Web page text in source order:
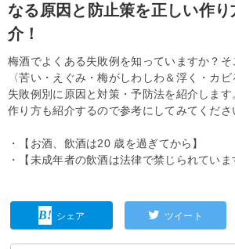
なる原因と防止策を正しい作
介！
梅酒でよくある失敗例を知っていますか？
〈苦い・えぐみ・梅がしわしわ＆浮く・カ
失敗例別に原因と対策・予防法を紹介しま
作り方も紹介するので参考にしてみてくださ
・【お酒、飲酒は20 歳を過ぎてから】
・【未成年者の飲酒は法律で禁じられていま
シェア ツイート